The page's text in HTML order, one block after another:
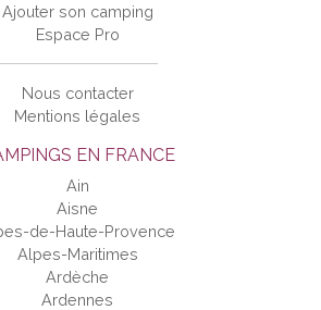
EN FRANCE
Ain
Aisne
de-Haute-Provence
Alpes-Maritimes
Ardèche
Ardennes
Ajouter son camping
Espace Pro
Nous contacter
Mentions légales